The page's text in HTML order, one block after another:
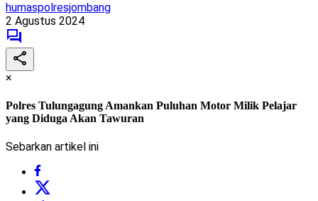
humaspolresjombang
2 Agustus 2024
×
Polres Tulungagung Amankan Puluhan Motor Milik Pelajar
yang Diduga Akan Tawuran
Sebarkan artikel ini